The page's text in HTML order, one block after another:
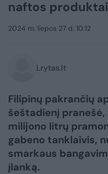
naftos produktai
2024 m. liepos 27 d. 10:12
Lrytas.lt
Filipinų pakrančių
šeštadienį pranešė,
milijono litrų
gabeno tanklaivis,
smarkaus
įlanką.